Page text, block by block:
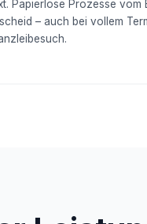
Papierlose Prozesse vom
– auch bei vollem